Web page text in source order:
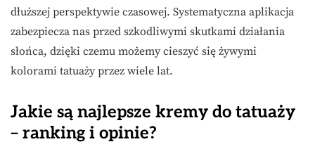
dłuższej perspektywie czasowej. Systematyczna aplikacja
zabezpiecza nas przed szkodliwymi skutkami działania
słońca, dzięki czemu możemy cieszyć się żywymi
kolorami tatuaży przez wiele lat.
Jakie są najlepsze kremy do tatuaży
– ranking i opinie?